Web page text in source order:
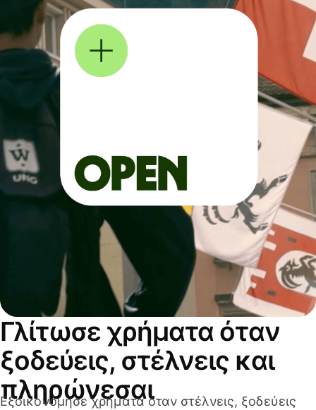
Γλίτωσε χρήματα όταν
ξοδεύεις, στέλνεις και
πληρώνεσαι
Εξοικονόμησε χρήματα όταν στέλνεις, ξοδεύεις